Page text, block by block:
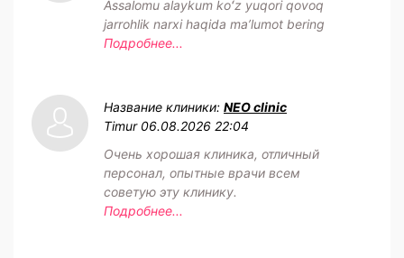
Assalomu alaykum koʻz yuqori qovoq
jarrohlik narxi haqida maʼlumot bering
Подробнее...
Название клиники: NEO clinic
Timur 06.08.2026 22:04
Очень хорошая клиника, отличный
персонал, опытные врачи всем
советую эту клинику.
Подробнее...